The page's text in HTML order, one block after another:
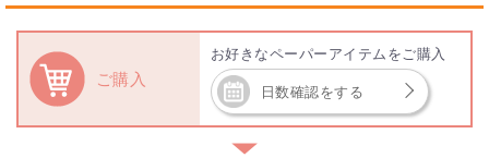
ご購入
お好きなペーパーアイテムをご購入
日数確認をする
▼